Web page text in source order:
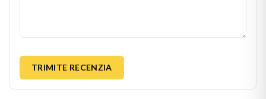
TRIMITE RECENZIA